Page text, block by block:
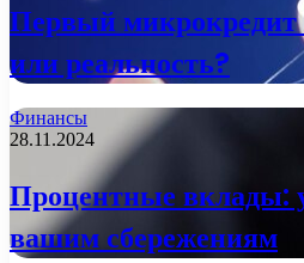
Первый микрокредит
или реальность?
Финансы
28.11.2024
Процентные вклады:
вашим сбережениям